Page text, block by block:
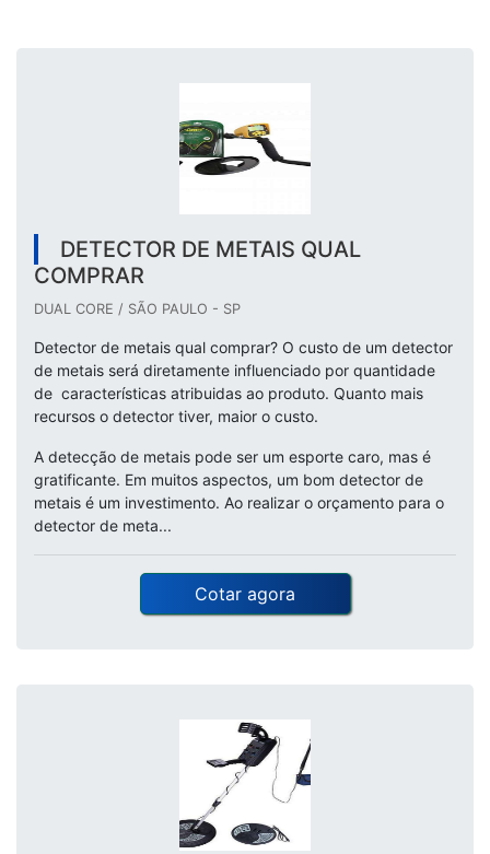
DETECTOR DE METAIS QUAL
COMPRAR
DUAL CORE / SÃO PAULO - SP
Detector de metais qual comprar? O custo de um detector
de metais será diretamente influenciado por quantidade
de características atribuidas ao produto. Quanto mais
recursos o detector tiver, maior o custo.
A detecção de metais pode ser um esporte caro, mas é
gratificante. Em muitos aspectos, um bom detector de
metais é um investimento. Ao realizar o orçamento para o
detector de meta...
Cotar agora